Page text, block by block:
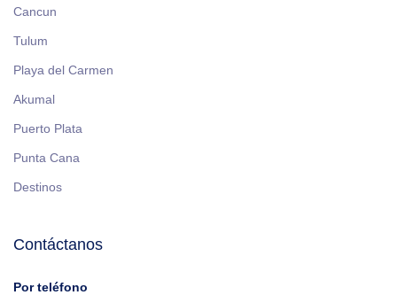
Cancun
Tulum
Playa del Carmen
Akumal
Puerto Plata
Punta Cana
Destinos
Contáctanos
Por teléfono